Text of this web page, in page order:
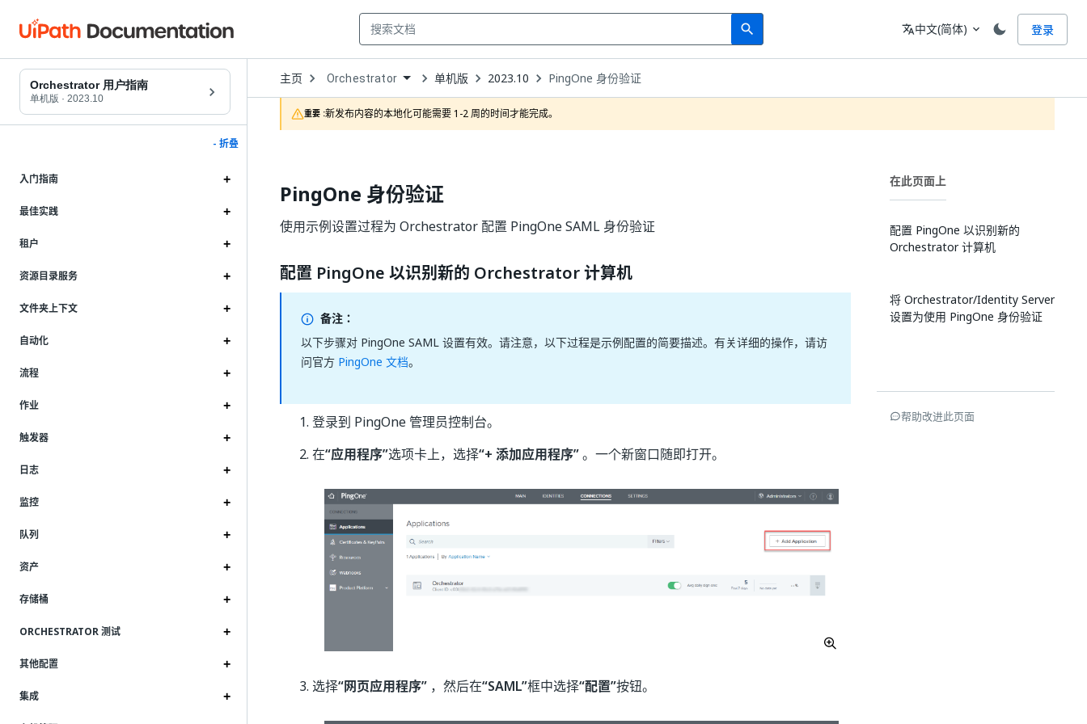
search
Search 语言
translate中文(简体) expand_more 登录
Orchestrator 用户指南
单机版 · 2023.10
- 折叠
入门指南
最佳实践
租户
资源目录服务
文件夹上下文
自动化
流程
作业
触发器
日志
监控
队列
资产
存储桶
ORCHESTRATOR 测试
其他配置
集成
主页 Open
Dropdown
to
choose
product
Orchestrator 单机版 2023.10 PingOne 身份验证
重要 :新发布内容的本地化可能需要 1-2 周的时间才能完成。
PingOne 身份验证
使用示例设置过程为 Orchestrator 配置 PingOne SAML 身份验证
配置 PingOne 以识别新的 Orchestrator 计算机
备注：
以下步骤对 PingOne SAML 设置有效。请注意，以下过程是示例配置的简要描述。有关详细的操作，请访
问官方 PingOne 文档。
登录到 PingOne 管理员控制台。
在“应用程序”选项卡上，选择“+ 添加应用程序”。一个新窗口随即打开。
选择“网页应用程序” ，然后在“SAML”框中选择“配置”按钮。
在此页面上
配置 PingOne 以识别新的
Orchestrator 计算机
将 Orchestrator/Identity Server
设置为使用 PingOne 身份验证
帮助改进此页面